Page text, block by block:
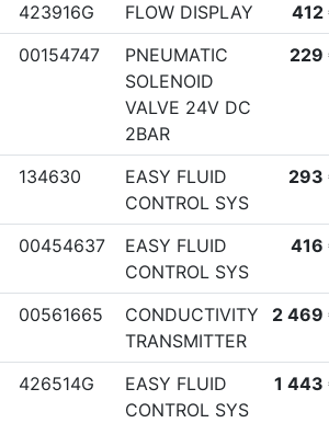
423916G FLOW DISPLAY
412
00154747
PNEUMATIC
SOLENOID
VALVE 24V DC
2BAR
229
134630
EASY FLUID
CONTROL SYS
293
00454637
EASY FLUID
CONTROL SYS
416
00561665
CONDUCTIVITY
TRANSMITTER
2 469
426514G
EASY FLUID
CONTROL SYS
1 443